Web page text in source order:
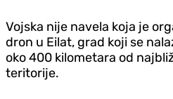
Vojska nije navela koja je
dron u Eilat, grad koji se
oko 400 kilometara od
teritorije.